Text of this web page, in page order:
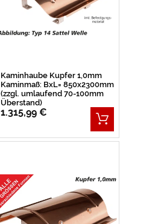
Kaminhaube Kupfer 1,0mm
Kaminmaß: BxL= 850x2300mm
(zzgl. umlaufend 70-100mm
Überstand)
1.315,99 €